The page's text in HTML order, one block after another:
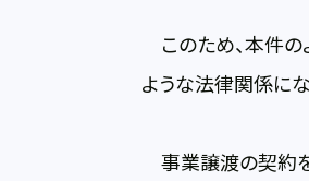
このため、本件
ような法律関係にな
事業譲渡の契約